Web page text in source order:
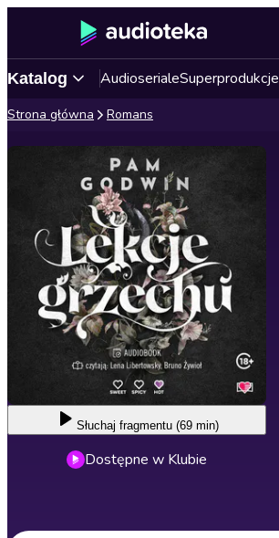
Katalog AudioserialeSuperprodukcje
Strona główna Romans
Słuchaj fragmentu (69 min)
Dostępne w Klubie